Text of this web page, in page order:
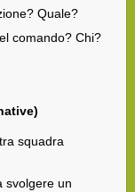
Quale?
comando? Chi?
squadra
svolgere un